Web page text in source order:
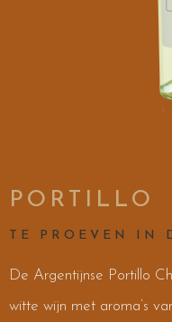
PORTILLO
TE PROEVEN IN
De Argentijnse Portillo
witte wijn met aroma’s